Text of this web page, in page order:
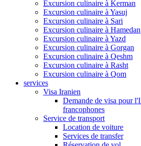
Excursion culinaire à Kerman
Excursion culinaire à Yasuj
Excursion culinaire à Sari
Excursion culinaire à Hamedan
Excursion culinaire à Yazd
Excursion culinaire à Gorgan
Excursion culinaire à Qeshm
Excursion culinaire à Rasht
Excursion culinaire à Qom
services
Visa Iranien
Demande de visa pour
francophones
Service de transport
Location de voiture
Services de transfer